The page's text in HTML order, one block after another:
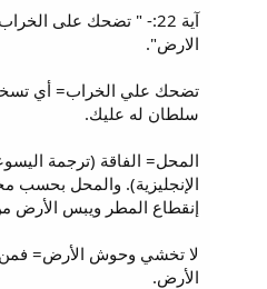
آية 22:- " تضحك على
الارض".
تضحك علي الخراب= أي تسخر
سلطان له عليك.
المحل= الفاقة (ترجمة
الإنجليزية). والمحل بحسب
إنقطاع المطر ويبس الأرض
لا تخشي وحوش الأرض= فمن
الأرض.